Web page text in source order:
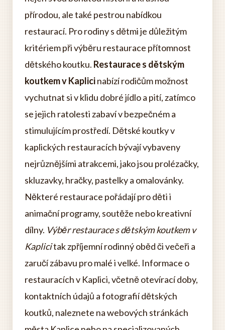
přírodou, ale také pestrou nabídkou
restaurací. Pro rodiny s dětmi je důležitým
kritériem při výběru restaurace přítomnost
dětského koutku. Restaurace s dětským
koutkem v Kaplicinabízí rodičům možnost
vychutnat si v klidu dobré jídlo a pití, zatímco
se jejich ratolesti zabaví v bezpečném a
stimulujícím prostředí. Dětské koutky v
kaplických restauracích bývají vybaveny
nejrůznějšími atrakcemi, jako jsou prolézačky,
skluzavky, hračky, pastelky a omalovánky.
Některé restaurace pořádají pro děti i
animační programy, soutěže nebo kreativní
dílny. Výběr restaurace s dětským koutkem v
Kaplicitak zpříjemní rodinný oběd či večeři a
zaručí zábavu pro malé i velké. Informace o
restauracích v Kaplici, včetně otevírací doby,
kontaktních údajů a fotografií dětských
koutků, naleznete na webových stránkách